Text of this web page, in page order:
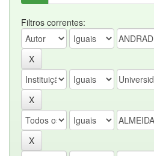
Filtros correntes: